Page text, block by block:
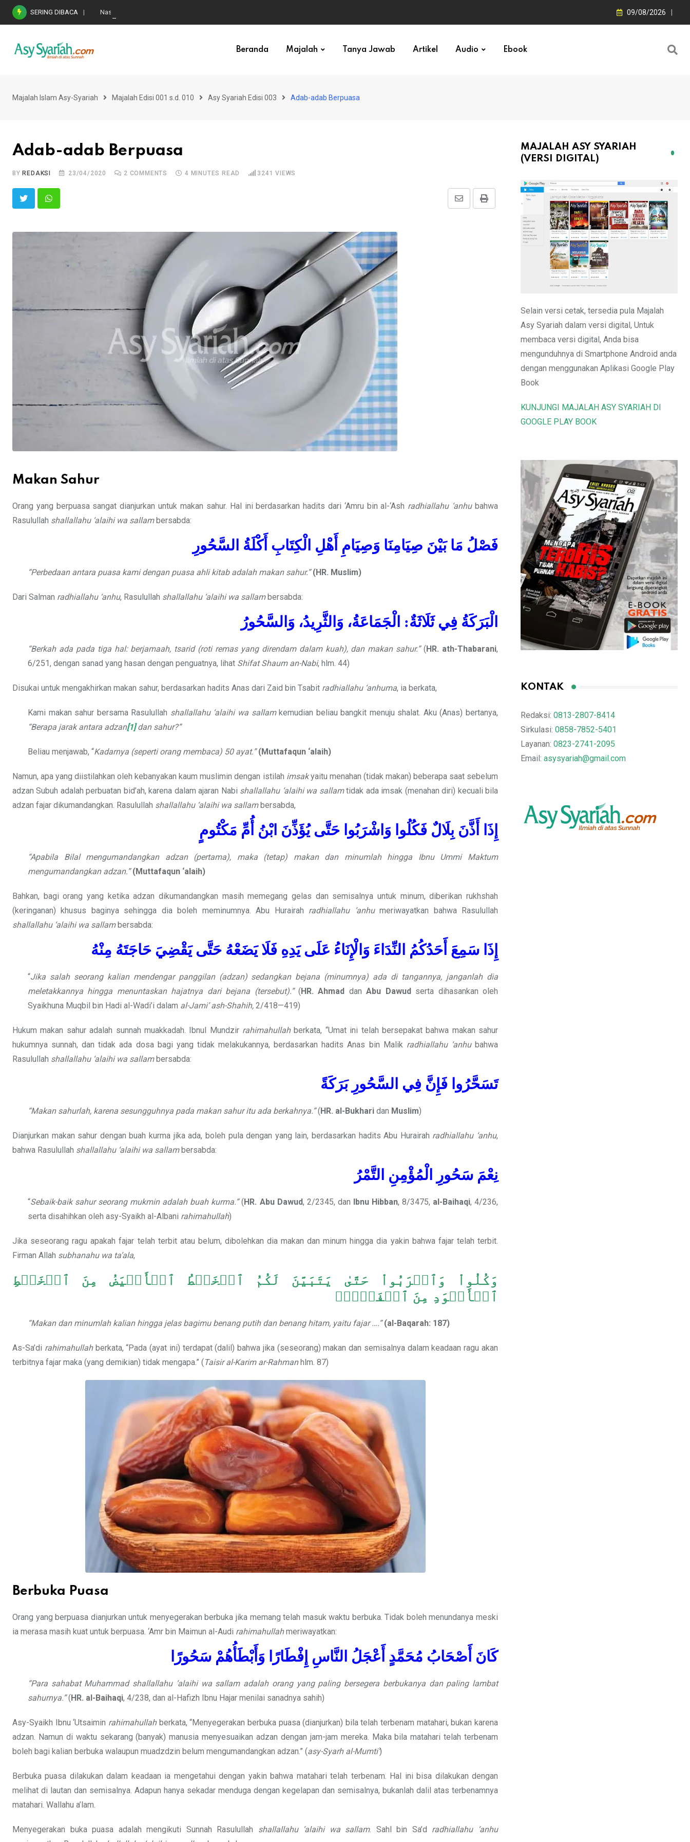
Skip
SERING DIBACA Nasihat Emas di Masa Fitnah (Ujian/Perselisihan) 09/08/2026
Beranda Majalah Tanya Jawab Artikel Audio Ebook
Majalah Islam Asy-Syariah Majalah Edisi 001 s.d. 010 Asy Syariah Edisi 003 Adab-adab Berpuasa
Adab-adab Berpuasa
BY REDAKSI 23/04/2020 2 COMMENTS 4 MINUTES READ 3241 VIEWS
Print
Share
Makan Sahur
Orang yang berpuasa sangat dianjurkan untuk makan sahur. Hal ini berdasarkan hadits dari ‘Amru bin al-‘Ash radhiallahu ‘anhubahwa
Rasulullah shallallahu ‘alaihi wa sallambersabda:
فَصْلُ مَا بَيْنَ صِيَامِنَا وَصِيَامِ أَهْلِ الْكِتَابِ أَكْلَةُ السَّحُورِ
“Perbedaan antara puasa kami dengan puasa ahli kitab adalah makan sahur.” (HR. Muslim)
Dari Salman radhiallahu ‘anhu, Rasulullah shallallahu ‘alaihi wa sallambersabda:
الْبَرَكَةُ فِي ثَلَاثَةٌ: الْجَمَاعَةُ، وَالثَّرِيدُ، وَالسَّحُورُ
“Berkah ada pada tiga hal: berjamaah, tsarid (roti remas yang direndam dalam kuah), dan makan sahur.”( HR. ath-Thabarani,
6/251, dengan sanad yang hasan dengan penguatnya, lihat Shifat Shaum an-Nabi, hlm. 44)
Disukai untuk mengakhirkan makan sahur, berdasarkan hadits Anas dari Zaid bin Tsabit radhiallahu ‘anhuma, ia berkata,
Kami makan sahur bersama Rasulullah shallallahu ‘alaihi wa sallamkemudian beliau bangkit menuju shalat. Aku (Anas) bertanya,
“Berapa jarak antara adzan[1]dan sahur?”
Beliau menjawab, “Kadarnya (seperti orang membaca) 50 ayat.” (Muttafaqun ‘alaih)
Namun, apa yang diistilahkan oleh kebanyakan kaum muslimin dengan istilah imsakyaitu menahan (tidak makan) beberapa saat sebelum
adzan Subuh adalah perbuatan bid’ah, karena dalam ajaran Nabi shallallahu ‘alaihi wa sallamtidak ada imsak (menahan diri) kecuali bila
adzan fajar dikumandangkan. Rasulullah shallallahu ‘alaihi wa sallambersabda,
إِذَا أَذَّنَ بِلَالٌ فَكُلُوا وَاشْرَبُوا حَتَّى يُؤَذِّنَ ابْنُ أُمِّ مَكْتُومٍ
“Apabila Bilal mengumandangkan adzan (pertama), maka (tetap) makan dan minumlah hingga Ibnu Ummi Maktum
mengumandangkan adzan.” (Muttafaqun ‘alaih)
Bahkan, bagi orang yang ketika adzan dikumandangkan masih memegang gelas dan semisalnya untuk minum, diberikan rukhshah
(keringanan) khusus baginya sehingga dia boleh meminumnya. Abu Hurairah radhiallahu ‘anhumeriwayatkan bahwa Rasulullah
shallallahu ‘alaihi wa sallambersabda:
إِذَا سَمِعَ أَحَدُكُمُ النِّدَاءَ وَالْإِنَاءُ عَلَى يَدِهِ فَلَا يَضَعْهُ حَتَّى يَقْضِيَ حَاجَتَهُ مِنْهُ
“Jika salah seorang kalian mendengar panggilan (adzan) sedangkan bejana (minumnya) ada di tangannya, janganlah dia
meletakkannya hingga menuntaskan hajatnya dari bejana (tersebut).”( HR. Ahmad danAbu Dawud
serta dihasankan oleh
Syaikhuna Muqbil bin Hadi al-Wadi’i dalam al-Jami’ ash-Shahih, 2/418—419)
Hukum makan sahur adalah sunnah muakkadah. Ibnul Mundzir rahimahullahberkata, “Umat ini telah bersepakat bahwa makan sahur
hukumnya sunnah, dan tidak ada dosa bagi yang tidak melakukannya, berdasarkan hadits Anas bin Malik radhiallahu ‘anhubahwa
Rasulullah shallallahu ‘alaihi wa sallambersabda:
تَسَحَّرُوا فَإِنَّ فِي السَّحُورِ بَرَكَةً
“Makan sahurlah, karena sesungguhnya pada makan sahur itu ada berkahnya.”( HR. al-Bukhari dan Muslim)
Dianjurkan makan sahur dengan buah kurma jika ada, boleh pula dengan yang lain, berdasarkan hadits Abu Hurairah radhiallahu ‘anhu,
bahwa Rasulullah shallallahu ‘alaihi wa sallambersabda:
نِعْمَ سَحُورِ الْمُؤْمِنِ التَّمْرُ
“Sebaik-baik sahur seorang mukmin adalah buah kurma.”( HR. Abu Dawud, 2/2345, dan Ibnu Hibban, 8/3475, al-Baihaqi, 4/236,
serta disahihkan oleh asy-Syaikh al-Albani rahimahullah)
Jika seseorang ragu apakah fajar telah terbit atau belum, dibolehkan dia makan dan minum hingga dia yakin bahwa fajar telah terbit.
Firman Allah subhanahu wa ta’ala,
وَكُلُواْ وَٱشۡرَبُواْ حَتَّىٰ يَتَبَيَّنَ لَكُمُ ٱلۡخَيۡطُ ٱلۡأَبۡيَضُ مِنَ ٱلۡخَيۡطِ
ٱلۡأَسۡوَدِ مِنَ ٱلۡفَجۡرِۖ
“Makan dan minumlah kalian hingga jelas bagimu benang putih dan benang hitam, yaitu fajar ….” (al-Baqarah: 187)
As-Sa’di rahimahullahberkata, “Pada (ayat ini) terdapat (dalil) bahwa jika (seseorang) makan dan semisalnya dalam keadaan ragu akan
terbitnya fajar maka (yang demikian) tidak mengapa.” ( Taisir al-Karim ar-Rahmanhlm. 87)
Berbuka Puasa
Orang yang berpuasa dianjurkan untuk menyegerakan berbuka jika memang telah masuk waktu berbuka. Tidak boleh menundanya meski
ia merasa masih kuat untuk berpuasa. ‘Amr bin Maimun al-Audi rahimahullahmeriwayatkan:
كَانَ أَصْحَابُ مُحَمَّدٍ أَعْجَلُ النَّاسِ إِفْطَارًا وَأَبْطَأُهُمْ سَحُورًا
“Para sahabat Muhammad shallallahu ‘alaihi wa sallam adalah orang yang paling bersegera berbukanya dan paling lambat
sahurnya.”( HR. al-Baihaqi, 4/238, dan al-Hafizh Ibnu Hajar menilai sanadnya sahih)
Asy-Syaikh Ibnu ‘Utsaimin rahimahullahberkata, “Menyegerakan berbuka puasa (dianjurkan) bila telah terbenam matahari, bukan karena
adzan. Namun di waktu sekarang (banyak) manusia menyesuaikan adzan dengan jam-jam mereka. Maka bila matahari telah terbenam
boleh bagi kalian berbuka walaupun muadzdzin belum mengumandangkan adzan.” (asy-Syarh al-Mumti’)
Berbuka puasa dilakukan dalam keadaan ia mengetahui dengan yakin bahwa matahari telah terbenam. Hal ini bisa dilakukan dengan
melihat di lautan dan semisalnya. Adapun hanya sekadar menduga dengan kegelapan dan semisalnya, bukanlah dalil atas terbenamnya
matahari. Wallahu a’lam.
Menyegerakan buka puasa adalah mengikuti Sunnah Rasulullah shallallahu ‘alaihi wa sallam. Sahl bin Sa’d radhiallahu ‘anhu
MAJALAH ASY SYARIAH
(VERSI DIGITAL)
Selain versi cetak, tersedia pula Majalah
Asy Syariah dalam versi digital, Untuk
membaca versi digital, Anda bisa
mengunduhnya di Smartphone Android anda
dengan menggunakan Aplikasi Google Play
Book
KUNJUNGI MAJALAH ASY SYARIAH DI
GOOGLE PLAY BOOK
KONTAK
Redaksi: 0813-2807-8414
Sirkulasi: 0858-7852-5401
Layanan: 0823-2741-2095
Email: asysyariah@gmail.com